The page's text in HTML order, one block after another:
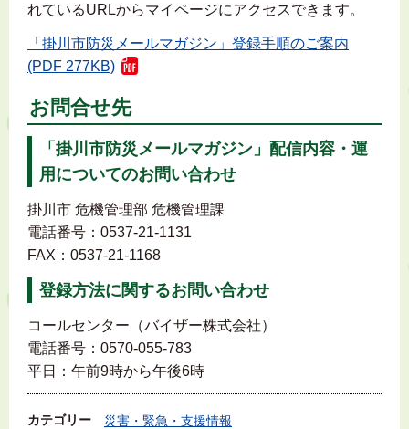
れているURLからマイページにアクセスできます。
「掛川市防災メールマガジン」登録手順のご案内
(PDF 277KB)
お問合せ先
「掛川市防災メールマガジン」配信内容・運
用についてのお問い合わせ
掛川市 危機管理部 危機管理課
電話番号：0537-21-1131
FAX：0537-21-1168
登録方法に関するお問い合わせ
コールセンター（バイザー株式会社）
電話番号：0570-055-783
平日：午前9時から午後6時
カテゴリー 災害・緊急・支援情報